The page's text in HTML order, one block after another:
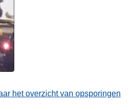
het overzicht van opsporingen